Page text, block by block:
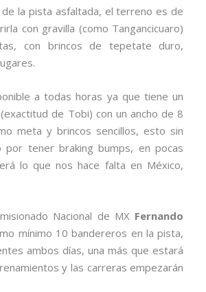
la pista asfaltada, el terreno es de
con gravilla (como Tangancicuaro)
con brincos de tepetate duro,
a todas horas ya que tiene un
de Tobi) con un ancho de 8
meta y brincos sencillos, esto sin
tener braking bumps, en pocas
lo que nos hace falta en México,
Nacional de MX Fernando
mínimo 10 bandereros en la pista,
ambos días, una más que estará
y las carreras empezarán